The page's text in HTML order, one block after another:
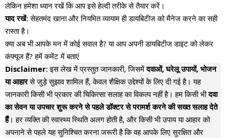
लेकिन हमेशा ध्यान रखें कि आप इसे हेल्दी तरीके से तैयार करें।
याद रखें: सेहतमंद खाना और नियमित व्यायाम ही डायबिटीज को मैनेज करने का सही
रास्ता है।
क्या अब भी आपके मन में कोई सवाल है? या आप अपनी डायबिटीज डाइट को लेकर
कंफ्यूज हैं? हमें कमेंट में बताएं
Disclaimer: इस लेख में प्रस्तुत जानकारी, जिसमेंदवाओं, घरेलू उपायों, भोजन
या आहारसे जुड़े सुझाव शामिल हैं, केवल शैक्षिक उद्देश्यों के लिए दी गई है। यह
जानकारी किसी भी प्रकार की चिकित्सा सलाह का विकल्प नहीं है। हम किसी भीदवा
का सेवन या उपचार शुरू करने से पहले डॉक्टर से परामर्श करने की सख्त सलाह देते
हैं। हर व्यक्ति की स्वास्थ्य स्थिति अलग होती है, और किसी भी उपाय या आहार को
अपनाने से पहले यह सुनिश्चित करना जरूरी है कि वह आपके लिए सुरक्षित और